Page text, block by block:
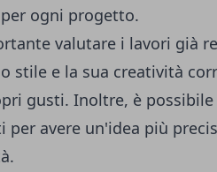
ogni progetto.
valutare i lavori già
stile e la sua creatività
gusti. Inoltre, è
avere un'idea più